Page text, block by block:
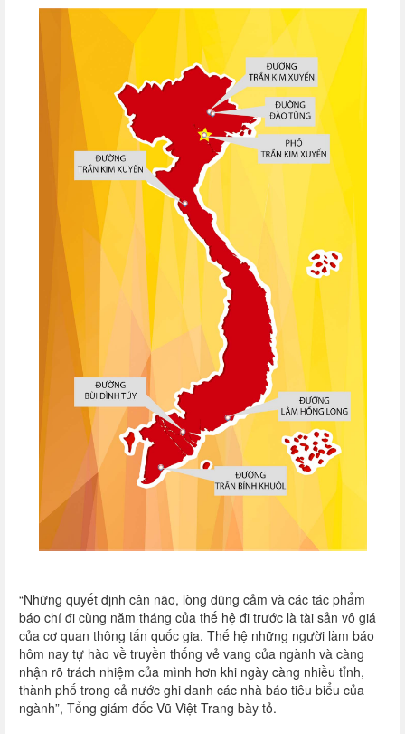
“Những quyết định cân não, lòng dũng cảm và các tác phẩm
báo chí đi cùng năm tháng của thế hệ đi trước là tài sản vô giá
của cơ quan thông tấn quốc gia. Thế hệ những người làm báo
hôm nay tự hào về truyền thống vẻ vang của ngành và càng
nhận rõ trách nhiệm của mình hơn khi ngày càng nhiều tỉnh,
thành phố trong cả nước ghi danh các nhà báo tiêu biểu của
ngành”, Tổng giám đốc Vũ Việt Trang bày tỏ.